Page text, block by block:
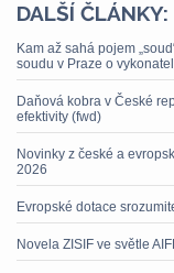
DALŠÍ ČLÁNKY:
Kam až sahá pojem
soudu v Praze o
Daňová kobra v České
efektivity (fwd)
Novinky z české a
2026
Evropské dotace
Novela ZISIF ve světle